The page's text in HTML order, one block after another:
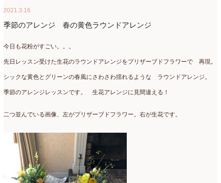
2021.3.16
季節のアレンジ 春の黄色ラウンドアレンジ
今日も花粉がすごい。。。
先日レッスン受けた生花のラウンドアレンジをプリザーブドフラワーで 再現。
シックな黄色とグリーンの春風にさわさわ揺れるような ラウンドアレンジ。
季節のアレンジレッスンです。 生花アレンジに見間違える！
二つ並んでいる画像、左がプリザーブドフラワー。右が生花です。